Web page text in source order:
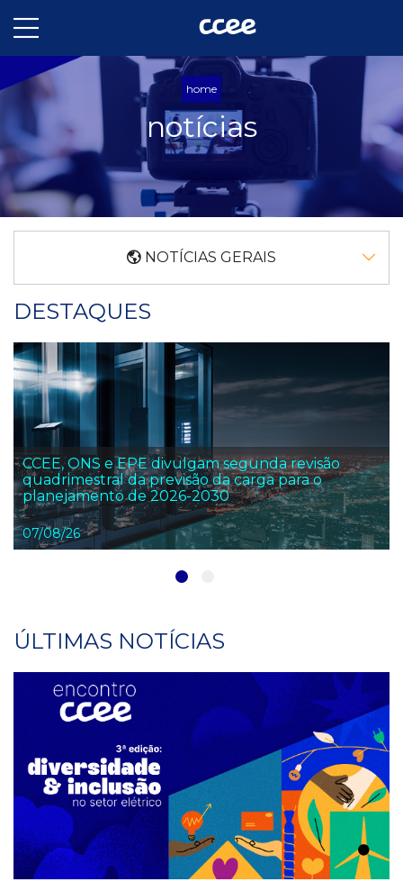
home
notícias
NOTÍCIAS GERAIS
DESTAQUES
CCEE, ONS e EPE divulgam segunda revisão
quadrimestral da previsão da carga para o
planejamento de 2026-2030
07/08/26
ÚLTIMAS NOTÍCIAS